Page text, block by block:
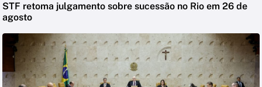
STF retoma julgamento sobre sucessão no Rio em 26 de
agosto